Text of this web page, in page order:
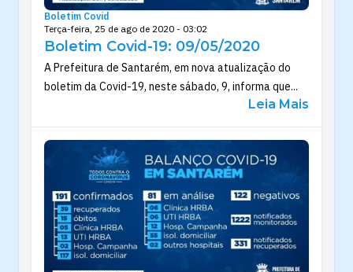
Boletim Covid
Terça-feira, 25 de ago de 2020 - 03:02
Boletim Covid-19: 09/05/2020
A Prefeitura de Santarém, em nova atualização do
boletim da Covid-19, neste sábado, 9, informa que...
Leia Mais